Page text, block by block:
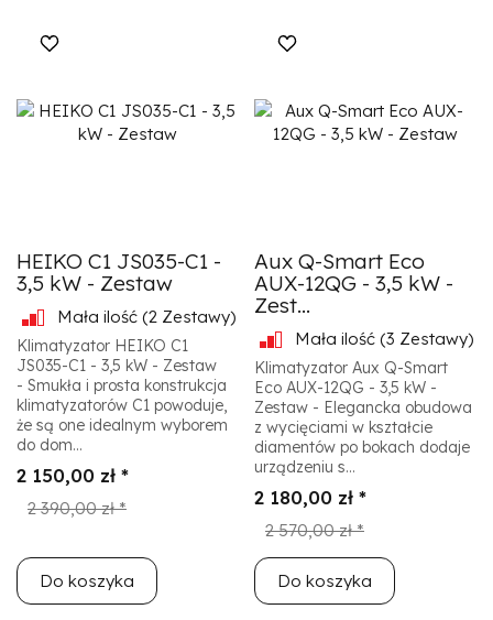
HEIKO C1 JS035-C1 -
3,5 kW - Zestaw
Mała ilość (2 Zestawy)
Klimatyzator HEIKO C1
JS035-C1 - 3,5 kW - Zestaw
- Smukła i prosta konstrukcja
klimatyzatorów C1 powoduje,
że są one idealnym wyborem
do dom...
2 150,00 zł *
2 390,00 zł *
Do koszyka
Aux Q-Smart Eco
AUX-12QG - 3,5 kW -
Zest...
Mała ilość (3 Zestawy)
Klimatyzator Aux Q-Smart
Eco AUX-12QG - 3,5 kW -
Zestaw - Elegancka obudowa
z wycięciami w kształcie
diamentów po bokach dodaje
urządzeniu s...
2 180,00 zł *
2 570,00 zł *
Do koszyka